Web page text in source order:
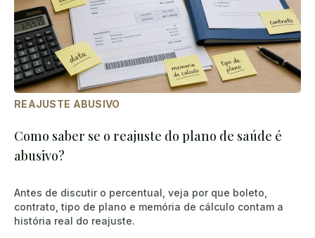
REAJUSTE ABUSIVO
Como saber se o reajuste do plano de saúde é
abusivo?
Antes de discutir o percentual, veja por que boleto,
contrato, tipo de plano e memória de cálculo contam a
história real do reajuste.